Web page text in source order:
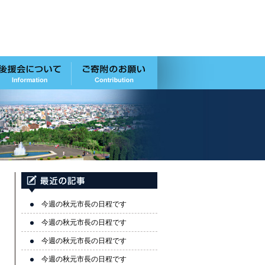
今週の秋元市長の日程です
今週の秋元市長の日程です
今週の秋元市長の日程です
今週の秋元市長の日程です